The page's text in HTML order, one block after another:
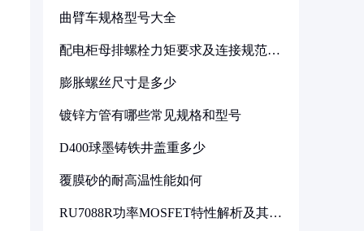
曲臂车规格型号大全
配电柜母排螺栓力矩要求及连接规范详
膨胀螺丝尺寸是多少
镀锌方管有哪些常见规格和型号
D400球墨铸铁井盖重多少
覆膜砂的耐高温性能如何
RU7088R功率MOSFET特性解析及其在